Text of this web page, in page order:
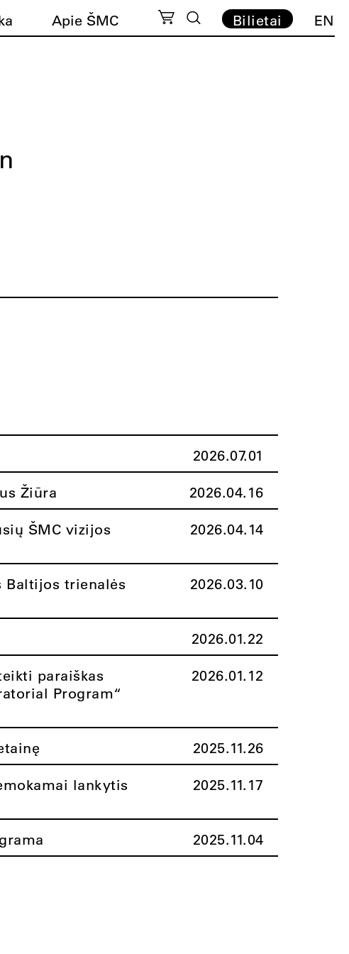
Apie ŠMC Bilietai EN
2026.07.01
Žiūra 2026.04.16
ŠMC vizijos
2026.04.14
Baltijos trienalės
2026.03.10
2026.01.22
paraiškas
Program“
2026.01.12
2025.11.26
lankytis
2025.11.17
2025.11.04